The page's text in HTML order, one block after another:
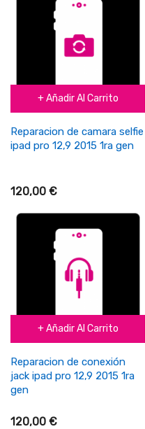
+ Añadir Al Carrito
Reparacion de camara selfie
ipad pro 12,9 2015 1ra gen
120,00 €
+ Añadir Al Carrito
Reparacion de conexión
jack ipad pro 12,9 2015 1ra
gen
120,00 €